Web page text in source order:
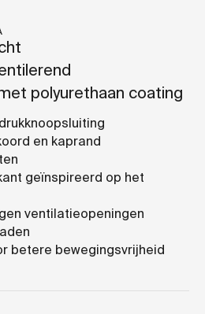
polyurethaan coating
en kaprand
geïnspireerd op het
ventilatieopeningen
betere bewegingsvrijheid